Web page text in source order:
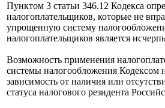
Пунктом 3 статьи 346.12 Кодекса
налогоплательщиков, которые не
упрощенную систему
налогоплательщиков является
Возможность применения
системы налогообложения Кодексом
зависимость от наличия или
статуса налогового резидента